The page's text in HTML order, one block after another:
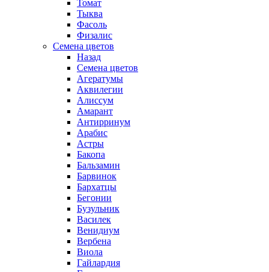
Томат
Тыква
Фасоль
Физалис
Семена цветов
Назад
Семена цветов
Агератумы
Аквилегии
Алиссум
Амарант
Антирринум
Арабис
Астры
Бакопа
Бальзамин
Барвинок
Бархатцы
Бегонии
Бузульник
Василек
Венидиум
Вербена
Виола
Гайлардия